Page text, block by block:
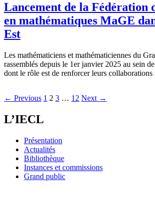
Lancement de la Fédération
en mathématiques MaGE
Est
Les mathématiciens et mathématiciennes du
rassemblés depuis le 1er janvier 2025 au sein
dont le rôle est de renforcer leurs
← Previous 1 2 3 … 12 Next →
L’IECL
Présentation
Actualités
Bibliothèque
Instances et commissions
Grand public